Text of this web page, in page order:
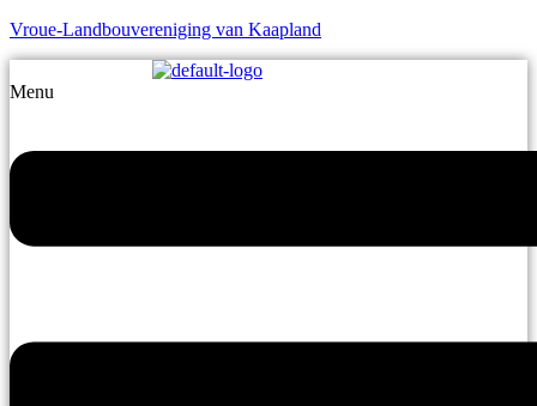
Vroue-Landbouvereniging van Kaapland
Menu